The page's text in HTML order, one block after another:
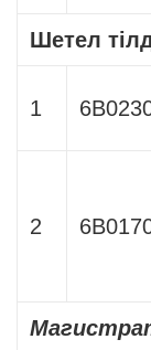
Шетел
1
2